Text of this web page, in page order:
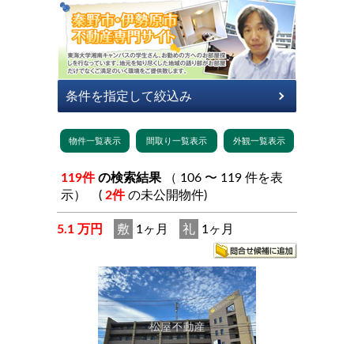
119件 の検索結果
示） ( 2件 の未公開物件)
5.1 万円 敷 1ヶ月 礼 1ヶ月